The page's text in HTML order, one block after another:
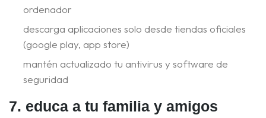
ordenador
descarga aplicaciones solo desde tiendas oficiales
(google play, app store)
mantén actualizado tu antivirus y software de
seguridad
7. educa a tu familia y amigos